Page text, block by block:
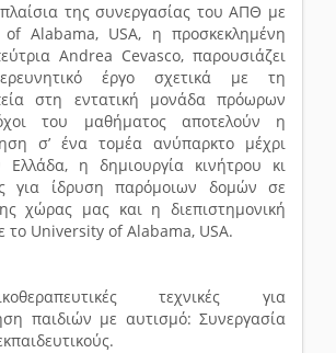
της συνεργασίας του ΑΠΘ με
Alabama, USA, η προσκεκλημένη
Andrea Cevasco, παρουσιάζει
έργο σχετικά με τη
στη εντατική μονάδα πρόωρων
του μαθήματος αποτελούν η
σ’ ένα τομέα ανύπαρκτο μέχρι
Ελλάδα, η δημιουργία κινήτρου κι
για ίδρυση παρόμοιων δομών σε
χώρας μας και η διεπιστημονική
το University of Alabama, USA.
τεχνικές για
παιδιών με αυτισμό: Συνεργασία